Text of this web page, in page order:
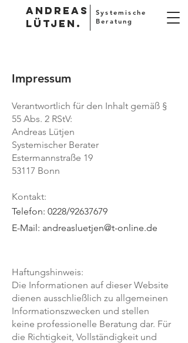
Andreas
Lütjen.
Systemische
Beratung
Impressum
Verantwortlich für den Inhalt gemäß §
55 Abs. 2 RStV:
Andreas Lütjen
Systemischer Berater
Estermannstraße 19
53117 Bonn
Kontakt:
Telefon: 0228/92637679
E-Mail: andreasluetjen@t-online.de
Haftungshinweis:
Die Informationen auf dieser Website
dienen ausschließlich zu allgemeinen
Informationszwecken und stellen
keine professionelle Beratung dar. Für
die Richtigkeit, Vollständigkeit und